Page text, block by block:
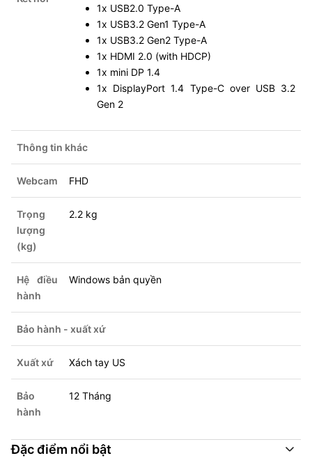
1x USB2.0 Type-A
1x USB3.2 Gen1 Type-A
1x USB3.2 Gen2 Type-A
1x HDMI 2.0 (with HDCP)
1x mini DP 1.4
1x DisplayPort 1.4 Type-C over USB 3.2
Gen 2
Thông tin khác
Webcam FHD
Trọng
lượng
(kg)
2.2 kg
Hệ điều
hành
Windows bản quyền
Bảo hành - xuất xứ
Xuất xứ Xách tay US
Bảo
hành
12 Tháng
Đặc điểm nổi bật